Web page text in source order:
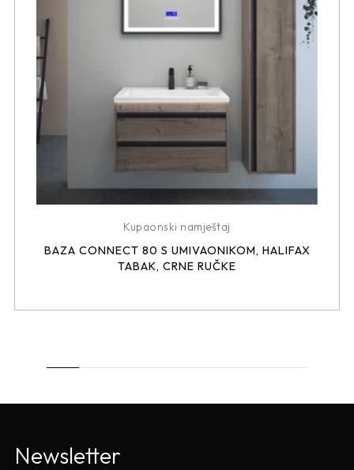
Kupaonski namještaj
BAZA CONNECT 80 S UMIVAONIKOM, HALIFAX
TABAK, CRNE RUČKE
Newsletter